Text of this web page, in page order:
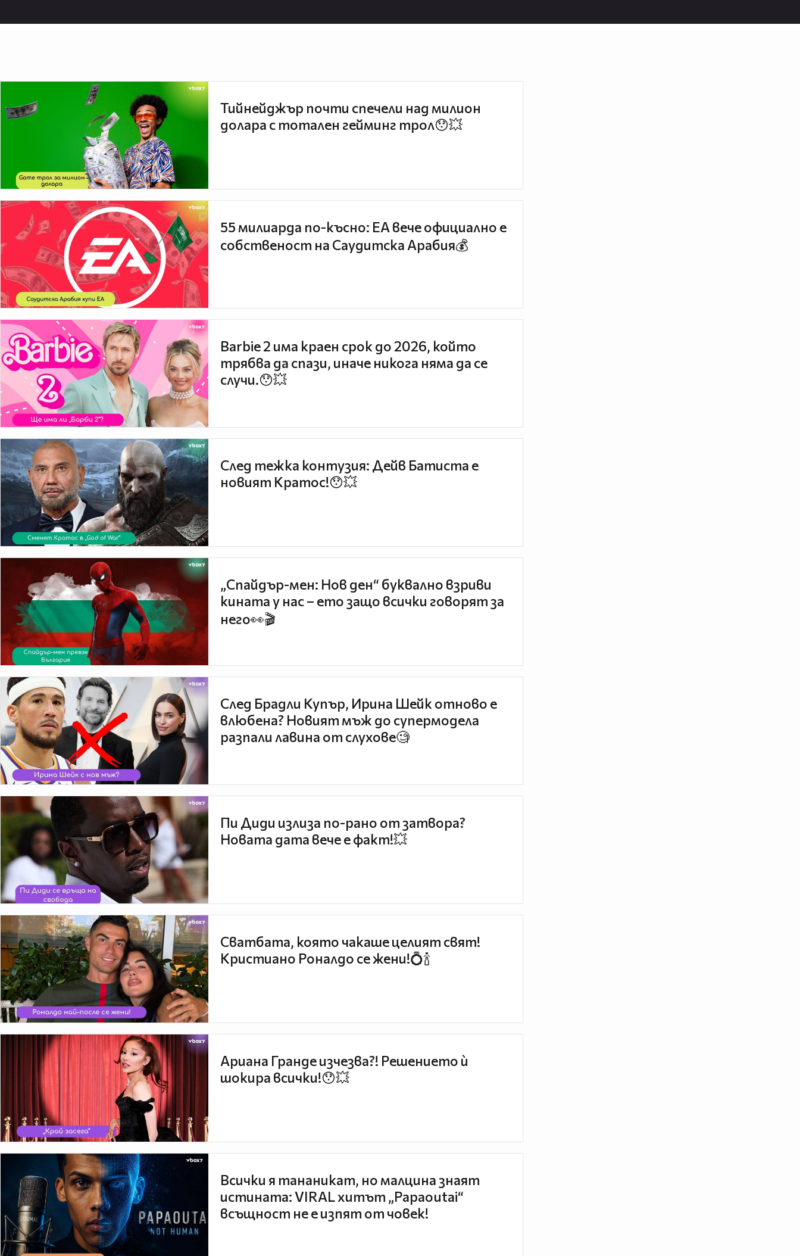
Тийнейджър почти спечели над милион
долара с тотален гейминг трол😯💥
55 милиарда по-късно: EA вече официално е
собственост на Саудитска Арабия💰
Barbie 2 има краен срок до 2026, който
трябва да спази, иначе никога няма да се
случи.😯💥
След тежка контузия: Дейв Батиста е
новият Кратос!😯💥
„Спайдър-мен: Нов ден“ буквално взриви
кината у нас – ето защо всички говорят за
него👀🎬
След Брадли Купър, Ирина Шейк отново е
влюбена? Новият мъж до супермодела
разпали лавина от слухове🧐
Пи Диди излиза по-рано от затвора?
Новата дата вече е факт!💥
Сватбата, която чакаше целият свят!
Кристиано Роналдо се жени!💍🍾
Ариана Гранде изчезва?! Решението ѝ
шокира всички!😯💥
Всички я тананикат, но малцина знаят
истината: VIRAL хитът „Papaoutai“
всъщност не е изпят от човек!